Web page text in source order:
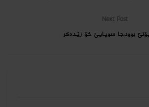
Next Post
بوودجا سوپایێ خۆ زێده‌كر